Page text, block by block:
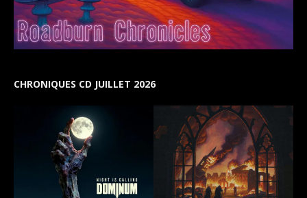
CHRONIQUES CD JUILLET 2026